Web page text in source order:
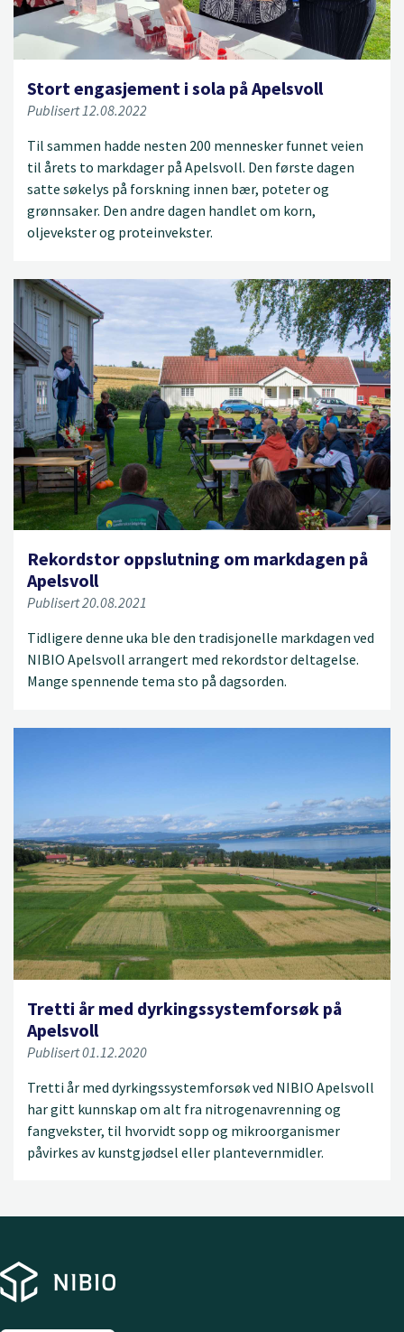
Stort engasjement i sola på Apelsvoll
Publisert 12.08.2022
Til sammen hadde nesten 200 mennesker funnet veien
til årets to markdager på Apelsvoll. Den første dagen
satte søkelys på forskning innen bær, poteter og
grønnsaker. Den andre dagen handlet om korn,
oljevekster og proteinvekster.
Rekordstor oppslutning om markdagen på
Apelsvoll
Publisert 20.08.2021
Tidligere denne uka ble den tradisjonelle markdagen ved
NIBIO Apelsvoll arrangert med rekordstor deltagelse.
Mange spennende tema sto på dagsorden.
Tretti år med dyrkingssystemforsøk på
Apelsvoll
Publisert 01.12.2020
Tretti år med dyrkingssystemforsøk ved NIBIO Apelsvoll
har gitt kunnskap om alt fra nitrogenavrenning og
fangvekster, til hvorvidt sopp og mikroorganismer
påvirkes av kunstgjødsel eller plantevernmidler.